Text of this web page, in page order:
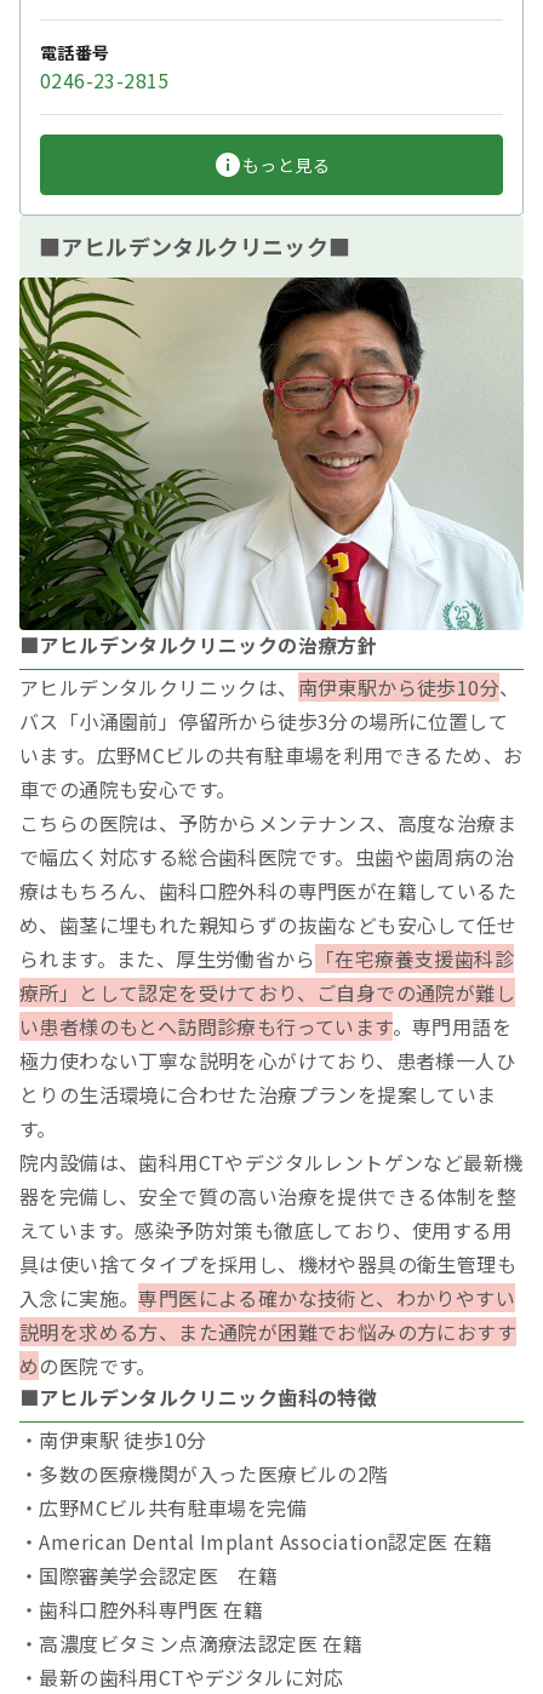
電話番号
0246-23-2815
もっと見る
■アヒルデンタルクリニック■
■アヒルデンタルクリニックの治療方針
アヒルデンタルクリニックは、 南伊東駅から徒歩10分、
バス「小涌園前」停留所から徒歩3分の場所に位置して
います。広野MCビルの共有駐車場を利用できるため、お
車での通院も安心です。
こちらの医院は、予防からメンテナンス、高度な治療ま
で幅広く対応する総合歯科医院です。虫歯や歯周病の治
療はもちろん、歯科口腔外科の専門医が在籍しているた
め、歯茎に埋もれた親知らずの抜歯なども安心して任せ
られます。また、厚生労働省から 「在宅療養支援歯科診
療所」として認定を受けており、ご自身での通院が難し
い患者様のもとへ訪問診療も行っています。専門用語を
極力使わない丁寧な説明を心がけており、患者様一人ひ
とりの生活環境に合わせた治療プランを提案していま
す。
院内設備は、歯科用CTやデジタルレントゲンなど最新機
器を完備し、安全で質の高い治療を提供できる体制を整
えています。感染予防対策も徹底しており、使用する用
具は使い捨てタイプを採用し、機材や器具の衛生管理も
入念に実施。専門医による確かな技術と、わかりやすい
説明を求める方、また通院が困難でお悩みの方におすす
めの医院です。
■アヒルデンタルクリニック歯科の特徴
・南伊東駅 徒歩10分
・多数の医療機関が入った医療ビルの2階
・広野MCビル共有駐車場を完備
・American Dental Implant Association認定医 在籍
・国際審美学会認定医 在籍
・歯科口腔外科専門医 在籍
・高濃度ビタミン点滴療法認定医 在籍
・最新の歯科用CTやデジタルに対応